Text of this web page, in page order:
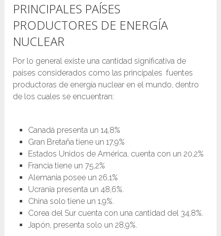
PRINCIPALES PAÍSES
PRODUCTORES DE ENERGÍA
NUCLEAR
Por lo general existe una cantidad significativa de
países considerados como las principales fuentes
productoras de energía nuclear en el mundo, dentro
de los cuales se encuentran:
Canadá presenta un 14,8%
Gran Bretaña tiene un 17,9%
Estados Unidos de América, cuenta con un 20,2%
Francia tiene un 75,2%
Alemania posee un 26,1%
Ucrania presenta un 48,6%.
China solo tiene un 1,9%.
Corea del Sur cuenta con una cantidad del 34,8%.
Japón, presenta solo un 28,9%.